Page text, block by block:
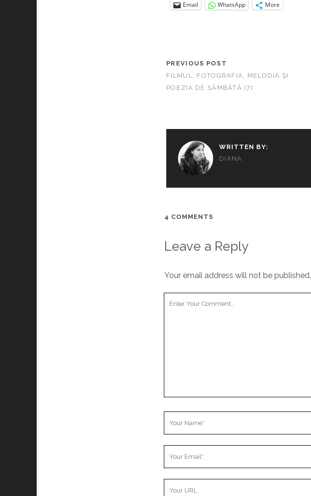
Email WhatsApp More
PREVIOUS POST
FILMUL, FOTOGRAFIA, MELODIA ŞI
POEZIA DE SÂMBĂTĂ (7)
WRITTEN BY:
DIANA
4 COMMENTS
Leave a Reply
Your email address will not be published.